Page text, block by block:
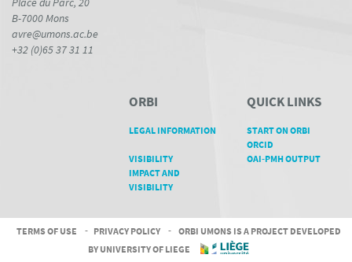
B-7000 Mons
avre@umons.ac.be
+32 (0)65 37 31 11
ORBI
LEGAL INFORMATION
VISIBILITY
IMPACT AND
VISIBILITY
QUICK LINKS
START ON ORBI
ORCID
OAI-PMH OUTPUT
TERMS OF USE - PRIVACY POLICY -
ORBI UMONS IS A PROJECT DEVELOPED
BY UNIVERSITY OF LIEGE